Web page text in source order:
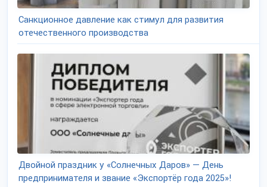
Санкционное давление как стимул для развития
отечественного производства
Двойной праздник у «Солнечных Даров» — День
предпринимателя и звание «Экспортёр года 2025»!